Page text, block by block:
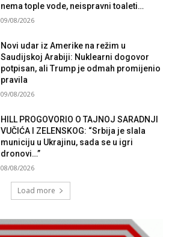
nema tople vode, neispravni toaleti…
09/08/2026
Novi udar iz Amerike na režim u
Saudijskoj Arabiji: Nuklearni dogovor
potpisan, ali Trump je odmah promijenio
pravila
09/08/2026
HILL PROGOVORIO O TAJNOJ SARADNJI
VUČIĆA I ZELENSKOG: “Srbija je slala
municiju u Ukrajinu, sada se u igri
dronovi…”
08/08/2026
Load more